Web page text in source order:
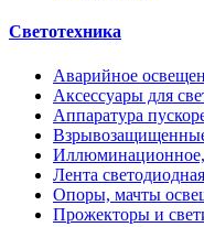
Светотехника
Аварийное
Аксессуары для
Аппаратура
Иллюминационное,
Лента
Опоры, мачты
Прожекторы и